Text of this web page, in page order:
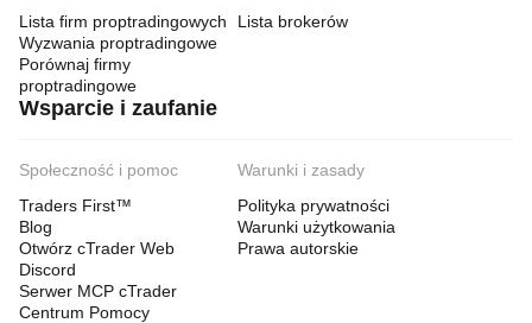
Lista firm proptradingowych
Wyzwania proptradingowe
Porównaj firmy
proptradingowe
Lista brokerów
Wsparcie i zaufanie
Społeczność i pomoc
Traders First™
Blog
Otwórz cTrader Web
Discord
Serwer MCP cTrader
Centrum Pomocy
Warunki i zasady
Polityka prywatności
Warunki użytkowania
Prawa autorskie